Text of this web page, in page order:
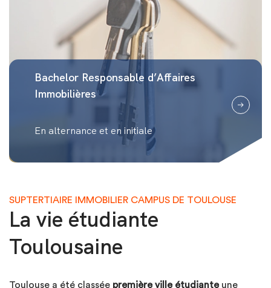
Bachelor Responsable d’Affaires
Immobilières
En alternance et en initiale
SUPTERTIAIRE IMMOBILIER CAMPUS DE TOULOUSE
La vie étudiante
Toulousaine
Toulouse a été classée première ville étudianteune